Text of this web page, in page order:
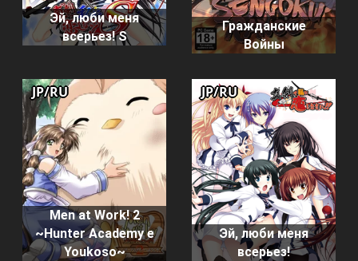
Эй, люби меня
всерьез! S
Гражданские
Войны
Men at Work! 2
~Hunter Academy e
Youkoso~
JP/RU
Эй, люби меня
всерьез!
JP/RU